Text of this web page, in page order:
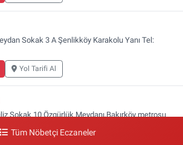
Sokak 3 A Şenlikköy Karakolu Yanı Tel:
Yol Tarifi Al
Sokak 10 Özgürlük Meydanı,Bakırköy metrosu
Tüm Nöbetçi Eczaneler